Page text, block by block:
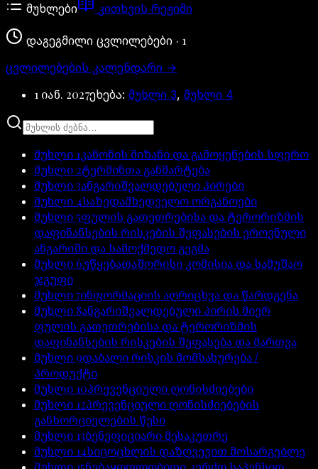
მუხლები კითხვის რეჟიმი
დაგეგმილი ცვლილებები · 1
ცვლილებების კალენდარი →
1 იან. 2027ეხება: მუხლი 3, მუხლი 4
მუხლი 1კანონის მიზანი და გამოყენების სფერო
მუხლი 2ტერმინთა განმარტება
მუხლი3ანგარიშვალდებული პირები
მუხლი 4საზედამხედველო ორგანოები
მუხლი 5ფულის გათეთრებისა და ტერორიზმის
დაფინანსების რისკების შეფასების ეროვნული
ანგარიში და სამოქმედო გეგმა
მუხლი 6უწყებათაშორისი კომისია და სამუშაო
ჯგუფი
მუხლი7ინფორმაციის აღრიცხვა და წარდგენა
მუხლი 8ანგარიშვალდებული პირის მიერ
ფულის გათეთრებისა და ტერორიზმის
დაფინანსების რისკების შეფასება და მართვა
მუხლი 9დაბალი რისკის მომსახურება /
პროდუქტი
მუხლი 10პრევენციული ღონისძიებები
მუხლი 12პრევენციული ღონისძიებების
განხორციელების წესი
მუხლი 13ბენეფიციარი მესაკუთრე
მუხლი 14სიცოცხლის დაზღვევით მოსარგებლე